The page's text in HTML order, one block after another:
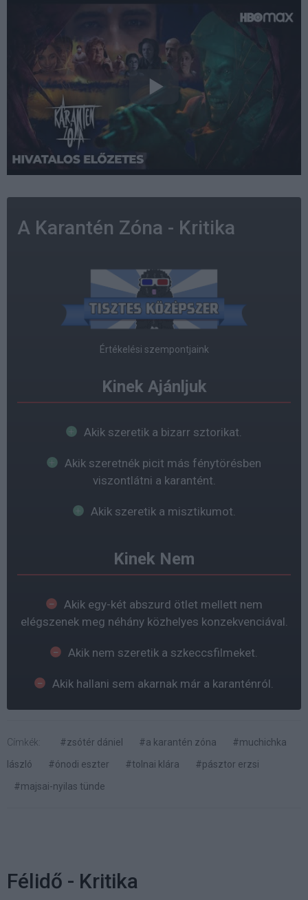
A Karantén Zóna - Kritika
Értékelési szempontjaink
Kinek Ajánljuk
Akik szeretik a bizarr sztorikat.
Akik szeretnék picit más fénytörésben
viszontlátni a karantént.
Akik szeretik a misztikumot.
Kinek Nem
Akik egy-két abszurd ötlet mellett nem
elégszenek meg néhány közhelyes konzekvenciával.
Akik nem szeretik a szkeccsfilmeket.
Akik hallani sem akarnak már a karanténról.
Címkék: #zsótér dániel #a karantén zóna
#muchichka
lászló
#ónodi eszter #tolnai klára
#pásztor erzsi
#majsai-nyilas tünde
Félidő - Kritika